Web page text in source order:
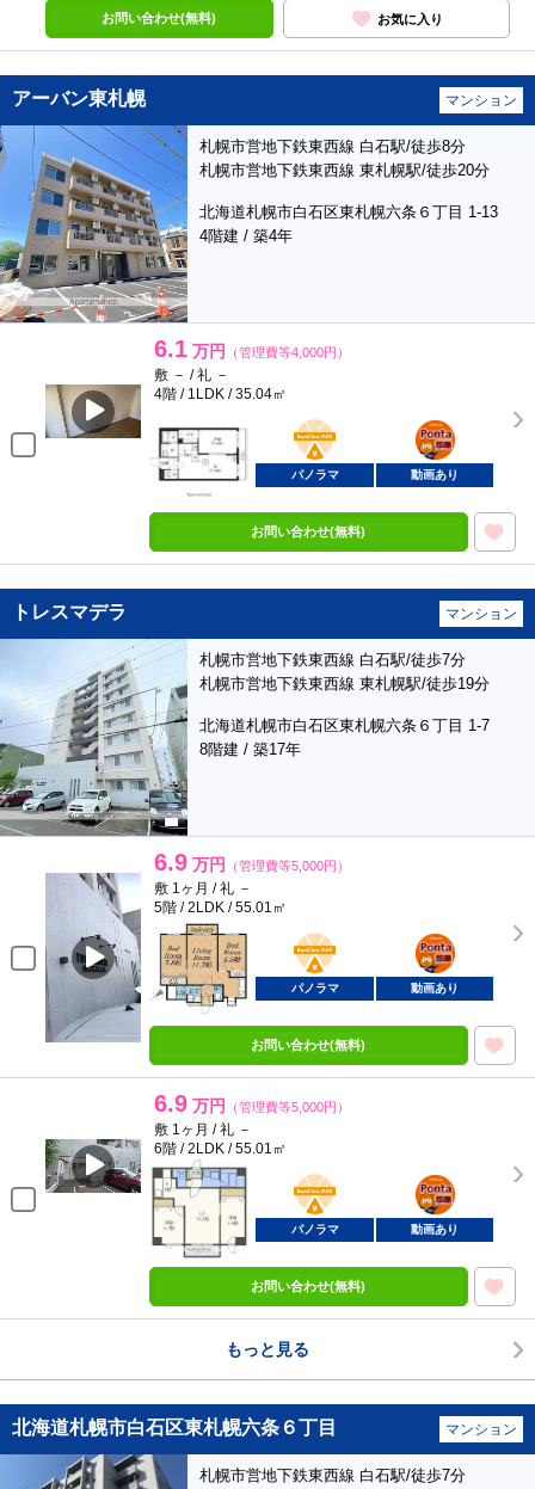
お問い合わせ(無料) お気に入り
アーバン東札幌 マンション
札幌市営地下鉄東西線 白石駅/徒歩8分
札幌市営地下鉄東西線 東札幌駅/徒歩20分
北海道札幌市白石区東札幌六条６丁目 1-13
4階建 / 築4年
6.1 万円 （管理費等4,000円）
敷 － / 礼 －
4階 / 1LDK / 35.04㎡
BunChinPAY
ポンタ
部屋
パノラマ 動画あり
お問い合わせ(無料)
トレスマデラ マンション
札幌市営地下鉄東西線 白石駅/徒歩7分
札幌市営地下鉄東西線 東札幌駅/徒歩19分
北海道札幌市白石区東札幌六条６丁目 1-7
8階建 / 築17年
6.9 万円 （管理費等5,000円）
敷 1ヶ月 / 礼 －
5階 / 2LDK / 55.01㎡
BunChinPAY
ポンタ
部屋
パノラマ 動画あり
お問い合わせ(無料)
6.9 万円 （管理費等5,000円）
敷 1ヶ月 / 礼 －
6階 / 2LDK / 55.01㎡
BunChinPAY
ポンタ
部屋
パノラマ 動画あり
お問い合わせ(無料)
もっと見る
北海道札幌市白石区東札幌六条６丁目 マンション
札幌市営地下鉄東西線 白石駅/徒歩7分